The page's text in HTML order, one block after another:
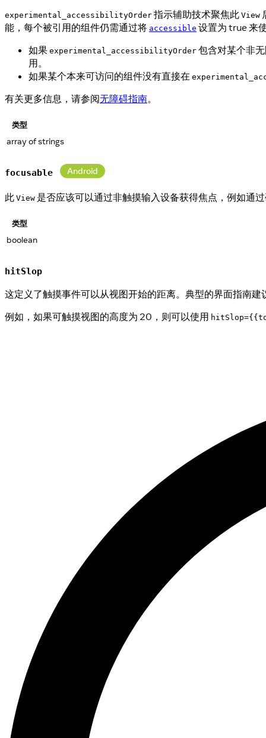
experimental_accessibilityOrder 指示辅助技术聚焦此 View
能，每个被引用的组件仍需通过将 accessible 设置为 true 来
如果 experimental_accessibilityOrder 包含对某个非
用。
如果某个本来可访问的组件没有直接在
有关更多信息，请参阅无障碍指南。
类型
array of strings
focusable Android
此 View 是否应该可以通过非触摸输入设备获得焦点，例如通
类型
boolean
hitSlop
这定义了触摸事件可以从视图开始的距离。典型的界面指南
例如，如果可触摸视图的高度为 20，则可以使用